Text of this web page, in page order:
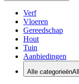
Verf
Vloeren
Gereedschap
Hout
Tuin
Aanbiedingen
Alle categorieën